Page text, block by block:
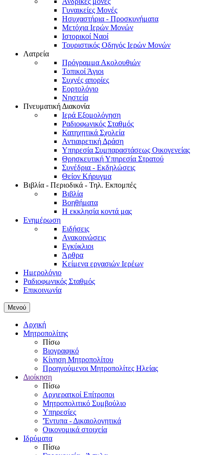
Γυναικείες Μονές
Ησυχαστήρια - Προσκυνήματα
Μετόχια Ιερών Μονών
Ιστορικοί Ναοί
Τουριστικός Οδηγός Ιερών Μονών
Λατρεία
Πρόγραμμα Ακολουθιών
Τοπικοί Άγιοι
Συχνές απορίες
Εορτολόγιο
Νηστεία
Πνευματική Διακονία
Ιερά Εξομολόγηση
Ραδιοφωνικός Σταθμός
Κατηχητικά Σχολεία
Αντιαιρετική Δράση
Υπηρεσία Συμπαραστάσεως Οικογενείας
Θρησκευτική Υπηρεσία Στρατού
Συνέδρια - Εκδηλώσεις
Θείον Κήρυγμα
Βιβλία - Περιοδικά - Τηλ. Εκπομπές
Βιβλία
Βοηθήματα
Η εκκλησία κοντά μας
Ενημέρωση
Ειδήσεις
Ανακοινώσεις
Εγκύκλιοι
Άρθρα
Κείμενα εργασιών Ιερέων
Ημερολόγιο
Ραδιοφωνικός Σταθμός
Επικοινωνία
Μενού
Αρχική
Μητροπολίτης
Πίσω
Βιογραφικό
Κίνηση Μητροπολίτου
Προηγούμενοι Μητροπολίτες Ηλείας
Διοίκηση
Πίσω
Αρχιερατκοί Επίτροποι
Μητροπολιτικό Συμβούλιο
Υπηρεσίες
'Έντυπα - Δικαιολογητικά
Οικονομικά στοιχεία
Ιδρύματα
Πίσω